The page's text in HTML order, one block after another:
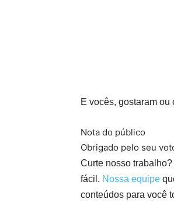
E vocês, gostaram
Nota do público
Obrigado pelo seu
Curte nosso
fácil. Nossa equipe
conteúdos para você